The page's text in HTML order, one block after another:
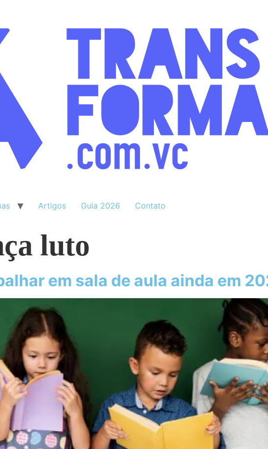
Artigos Guia 2026 Contato
luto
em sala de aula ainda em